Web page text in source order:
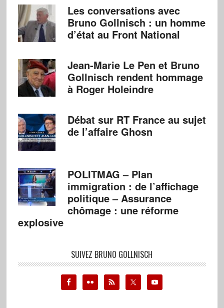
Les conversations avec
Bruno Gollnisch : un homme
d’état au Front National
Jean-Marie Le Pen et Bruno
Gollnisch rendent hommage
à Roger Holeindre
Débat sur RT France au sujet
de l’affaire Ghosn
POLITMAG – Plan
immigration : de l’affichage
politique – Assurance
chômage : une réforme
explosive
SUIVEZ BRUNO GOLLNISCH